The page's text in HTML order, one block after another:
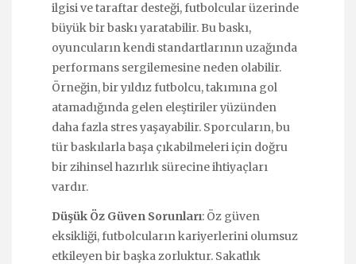
ilgisi ve taraftar desteği, futbolcular üzerinde
büyük bir baskı yaratabilir. Bu baskı,
oyuncuların kendi standartlarının uzağında
performans sergilemesine neden olabilir.
Örneğin, bir yıldız futbolcu, takımına gol
atamadığında gelen eleştiriler yüzünden
daha fazla stres yaşayabilir. Sporcuların, bu
tür baskılarla başa çıkabilmeleri için doğru
bir zihinsel hazırlık sürecine ihtiyaçları
vardır.
Düşük Öz Güven Sorunları: Öz güven
eksikliği, futbolcuların kariyerlerini olumsuz
etkileyen bir başka zorluktur. Sakatlık